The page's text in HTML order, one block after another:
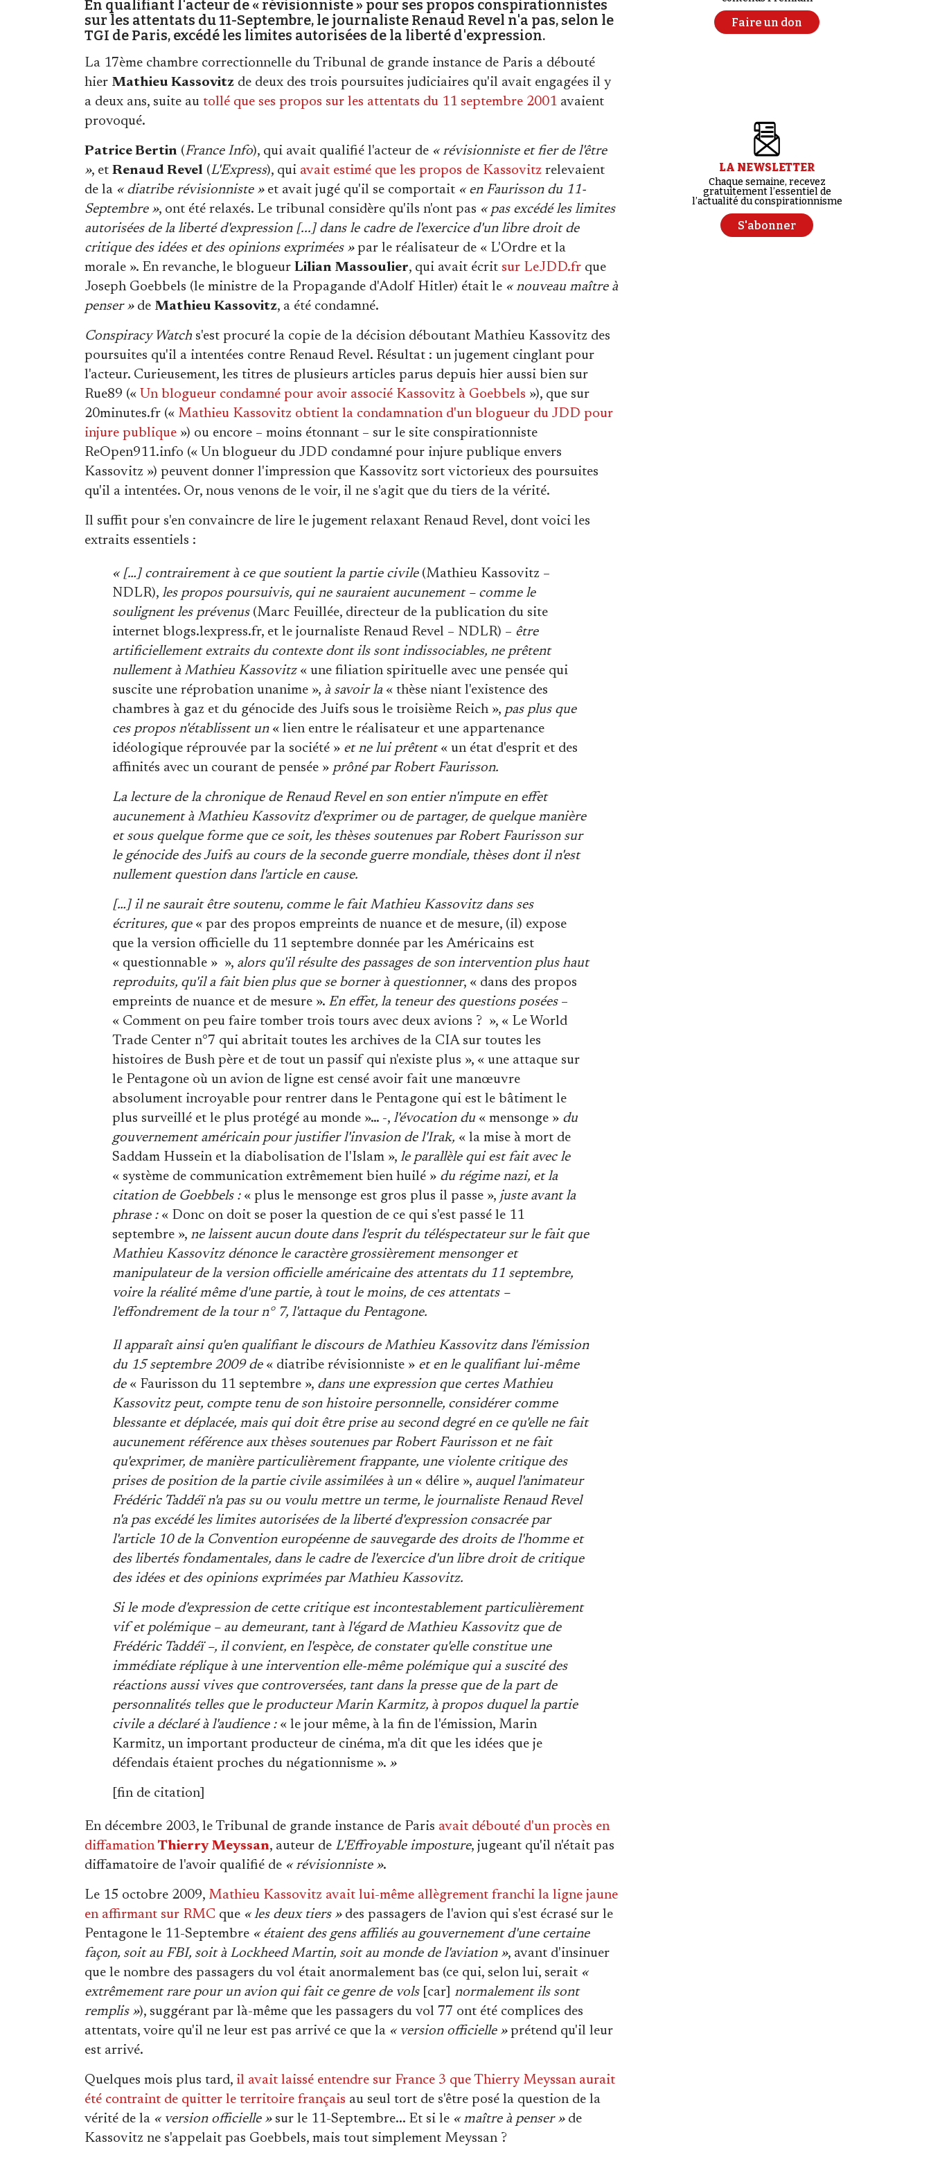
En qualifiant l'acteur de « révisionniste » pour ses propos conspirationnistes
sur les attentats du 11-Septembre, le journaliste Renaud Revel n'a pas, selon le
TGI de Paris, excédé les limites autorisées de la liberté d'expression.
La 17ème chambre correctionnelle du Tribunal de grande instance de Paris a débouté
hier Mathieu Kassovitz de deux des trois poursuites judiciaires qu'il avait engagées il y
a deux ans, suite au tollé que ses propos sur les attentats du 11 septembre 2001 avaient
provoqué.
Patrice Bertin (France Info), qui avait qualifié l'acteur de « révisionniste et fier de l'être
», et Renaud Revel (L'Express), qui avait estimé que les propos de Kassovitz relevaient
de la « diatribe révisionniste »et avait jugé qu'il se comportait « en Faurisson du 11-
Septembre », ont été relaxés. Le tribunal considère qu'ils n'ont pas « pas excédé les limites
autorisées de la liberté d'expression [...] dans le cadre de l'exercice d'un libre droit de
critique des idées et des opinions exprimées »par le réalisateur de « L'Ordre et la
morale ». En revanche, le blogueur Lilian Massoulier, qui avait écrit sur LeJDD.fr que
Joseph Goebbels (le ministre de la Propagande d'Adolf Hitler) était le « nouveau maître à
penser »de Mathieu Kassovitz, a été condamné.
Conspiracy Watch s'est procuré la copie de la décision déboutant Mathieu Kassovitz des
poursuites qu'il a intentées contre Renaud Revel. Résultat : un jugement cinglant pour
l'acteur. Curieusement, les titres de plusieurs articles parus depuis hier aussi bien sur
Rue89 (« Un blogueur condamné pour avoir associé Kassovitz à Goebbels »), que sur
20minutes.fr (« Mathieu Kassovitz obtient la condamnation d'un blogueur du JDD pour
injure publique ») ou encore – moins étonnant – sur le site conspirationniste
ReOpen911.info (« Un blogueur du JDD condamné pour injure publique envers
Kassovitz ») peuvent donner l'impression que Kassovitz sort victorieux des poursuites
qu'il a intentées. Or, nous venons de le voir, il ne s'agit que du tiers de la vérité.
Il suffit pour s'en convaincre de lire le jugement relaxant Renaud Revel, dont voici les
extraits essentiels :
« […] contrairement à ce que soutient la partie civile(Mathieu Kassovitz –
NDLR), les propos poursuivis, qui ne sauraient aucunement – comme le
soulignent les prévenus(Marc Feuillée, directeur de la publication du site
internet blogs.lexpress.fr, et le journaliste Renaud Revel – NDLR) – être
artificiellement extraits du contexte dont ils sont indissociables, ne prêtent
nullement à Mathieu Kassovitz« une filiation spirituelle avec une pensée qui
suscite une réprobation unanime », à savoir la« thèse niant l'existence des
chambres à gaz et du génocide des Juifs sous le troisième Reich », pas plus que
ces propos n'établissent un« lien entre le réalisateur et une appartenance
idéologique réprouvée par la société » et ne lui prêtent« un état d'esprit et des
affinités avec un courant de pensée » prôné par Robert Faurisson.
La lecture de la chronique de Renaud Revel en son entier n'impute en effet
aucunement à Mathieu Kassovitz d'exprimer ou de partager, de quelque manière
et sous quelque forme que ce soit, les thèses soutenues par Robert Faurisson sur
le génocide des Juifs au cours de la seconde guerre mondiale, thèses dont il n'est
nullement question dans l'article en cause.
[…] il ne saurait être soutenu, comme le fait Mathieu Kassovitz dans ses
écritures, que« par des propos empreints de nuance et de mesure, (il) expose
que la version officielle du 11 septembre donnée par les Américains est
« questionnable » », alors qu'il résulte des passages de son intervention plus haut
reproduits, qu'il a fait bien plus que se borner à questionner, « dans des propos
empreints de nuance et de mesure ». En effet, la teneur des questions posées–
« Comment on peu faire tomber trois tours avec deux avions ? », « Le World
Trade Center n°7 qui abritait toutes les archives de la CIA sur toutes les
histoires de Bush père et de tout un passif qui n'existe plus », « une attaque sur
le Pentagone où un avion de ligne est censé avoir fait une manœuvre
absolument incroyable pour rentrer dans le Pentagone qui est le bâtiment le
plus surveillé et le plus protégé au monde »… -, l'évocation du« mensonge » du
gouvernement américain pour justifier l'invasion de l'Irak, « la mise à mort de
Saddam Hussein et la diabolisation de l'Islam », le parallèle qui est fait avec le
« système de communication extrêmement bien huilé » du régime nazi, et la
citation de Goebbels :« plus le mensonge est gros plus il passe », juste avant la
phrase :« Donc on doit se poser la question de ce qui s'est passé le 11
septembre », ne laissent aucun doute dans l'esprit du téléspectateur sur le fait que
Mathieu Kassovitz dénonce le caractère grossièrement mensonger et
manipulateur de la version officielle américaine des attentats du 11 septembre,
voire la réalité même d'une partie, à tout le moins, de ces attentats –
l'effondrement de la tour n° 7, l'attaque du Pentagone.
Il apparaît ainsi qu'en qualifiant le discours de Mathieu Kassovitz dans l'émission
du 15 septembre 2009 de« diatribe révisionniste » et en le qualifiant lui-même
de« Faurisson du 11 septembre », dans une expression que certes Mathieu
Kassovitz peut, compte tenu de son histoire personnelle, considérer comme
blessante et déplacée, mais qui doit être prise au second degré en ce qu'elle ne fait
aucunement référence aux thèses soutenues par Robert Faurisson et ne fait
qu'exprimer, de manière particulièrement frappante, une violente critique des
prises de position de la partie civile assimilées à un« délire », auquel l'animateur
Frédéric Taddéï n'a pas su ou voulu mettre un terme, le journaliste Renaud Revel
n'a pas excédé les limites autorisées de la liberté d'expression consacrée par
l'article 10 de la Convention européenne de sauvegarde des droits de l'homme et
des libertés fondamentales, dans le cadre de l'exercice d'un libre droit de critique
des idées et des opinions exprimées par Mathieu Kassovitz.
Si le mode d'expression de cette critique est incontestablement particulièrement
vif et polémique – au demeurant, tant à l'égard de Mathieu Kassovitz que de
Frédéric Taddéï –, il convient, en l'espèce, de constater qu'elle constitue une
immédiate réplique à une intervention elle-même polémique qui a suscité des
réactions aussi vives que controversées, tant dans la presse que de la part de
personnalités telles que le producteur Marin Karmitz, à propos duquel la partie
civile a déclaré à l'audience :« le jour même, à la fin de l'émission, Marin
Karmitz, un important producteur de cinéma, m'a dit que les idées que je
défendais étaient proches du négationnisme ». »
[fin de citation]
En décembre 2003, le Tribunal de grande instance de Paris avait débouté d'un procès en
diffamation Thierry Meyssan, auteur de L'Effroyable imposture, jugeant qu'il n'était pas
diffamatoire de l'avoir qualifié de « révisionniste ».
Le 15 octobre 2009, Mathieu Kassovitz avait lui-même allègrement franchi la ligne jaune
en affirmant sur RMC que « les deux tiers »des passagers de l'avion qui s'est écrasé sur le
Pentagone le 11-Septembre « étaient des gens affiliés au gouvernement d'une certaine
façon, soit au FBI, soit à Lockheed Martin, soit au monde de l'aviation », avant d'insinuer
que le nombre des passagers du vol était anormalement bas (ce qui, selon lui, serait «
extrêmement rare pour un avion qui fait ce genre de vols[car] normalement ils sont
remplis »), suggérant par là-même que les passagers du vol 77 ont été complices des
attentats, voire qu'il ne leur est pas arrivé ce que la « version officielle »prétend qu'il leur
est arrivé.
Quelques mois plus tard, il avait laissé entendre sur France 3 que Thierry Meyssan aurait
été contraint de quitter le territoire français au seul tort de s'être posé la question de la
vérité de la « version officielle »sur le 11-Septembre... Et si le « maître à penser »de
Kassovitz ne s'appelait pas Goebbels, mais tout simplement Meyssan ?
Faire un don
LA NEWSLETTER
Chaque semaine, recevez
gratuitement l’essentiel de
l’actualité du conspirationnisme
S'abonner